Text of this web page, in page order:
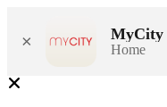
× MyCity
Home